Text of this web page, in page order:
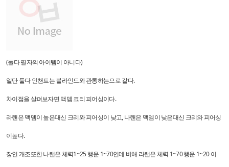
(둘다 필자의 아이템이 아니다)
일단 둘다 인챈트는 블라인드와 관통하는으로 같다.
차이점을 살펴보자면 맥뎀 크리 피어싱이다.
라랜은 맥뎀이 높은대신 크리와 피어싱이 낮고, 나랜은 맥뎀이 낮은대신 크리와 피어싱
이높다.
장인 개조또한 나랜은 체력1~25 행운 1~70인데 비해 라랜은 체력 1~70 행운 1~20 이